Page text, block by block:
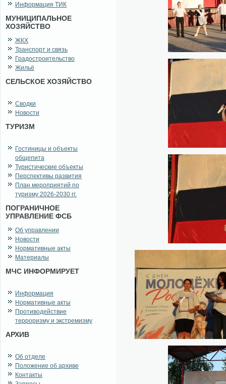
Информация ТИК
МУНИЦИПАЛЬНОЕ
ХОЗЯЙСТВО
ЖКХ
Транспорт и связь
Градостроительство
Жильё
СЕЛЬСКОЕ ХОЗЯЙСТВО
Сводки
Новости
ТУРИЗМ
Гостиницы и объекты
общепита
Туристические объекты
Перспективы развития
План мероприятий по
туризму 2026-2030 гг.
ПОГРАНИЧНОЕ
УПРАВЛЕНИЕ ФСБ
Об управлении
Новости
Нормативные акты
Материалы
МЧС ИНФОРМИРУЕТ
Информация
Нормативные акты
Противодействие
терроризму и экстремизму
АРХИВ
Об отделе
Положение об архиве
Контакты